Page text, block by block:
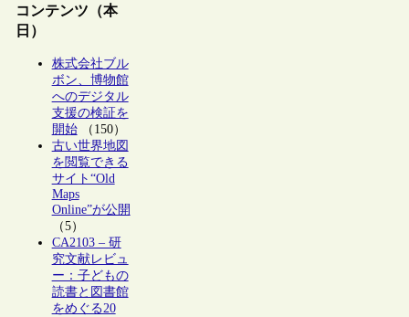
コンテンツ（本
日）
株式会社ブル
ボン、博物館
へのデジタル
支援の検証を
開始（150）
古い世界地図
を閲覧できる
サイト“Old
Maps
Online”が公開
（5）
CA2103 – 研
究文献レビュ
ー：子どもの
読書と図書館
をめぐる20